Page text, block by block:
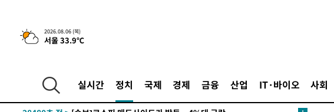
2026.08.06 (목)
서울 33.9℃
실시간 정치 국제 경제 금융 산업 IT·바이오 사회
2시간 전 >[속보] "이란-오만, 호르무즈 해협 통행 항로 합의" 이란 외무부 대변인
-29300초 전 >
[속보]경찰, '홍명보 선임 논란' 대한축구협회·축구회관 등 압수수
-28687초 전 >